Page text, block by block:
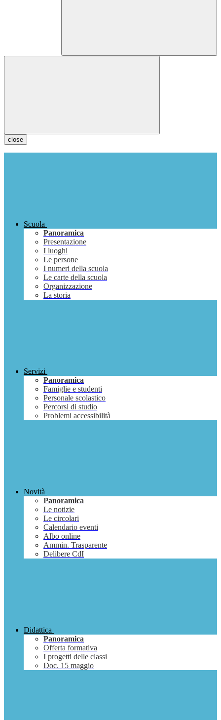
close
Scuola
Panoramica
Presentazione
I luoghi
Le persone
I numeri della scuola
Le carte della scuola
Organizzazione
La storia
Servizi
Panoramica
Famiglie e studenti
Personale scolastico
Percorsi di studio
Problemi accessibilità
Novità
Panoramica
Le notizie
Le circolari
Calendario eventi
Albo online
Ammin. Trasparente
Delibere CdI
Didattica
Panoramica
Offerta formativa
I progetti delle classi
Doc. 15 maggio